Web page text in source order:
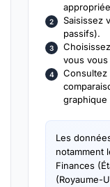
Saisissez
passifs).
vous
Consultez
graphique
Les
notamment
Finances
(Royaume-